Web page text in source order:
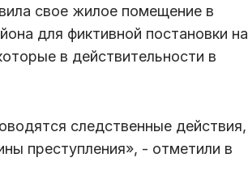
свое жилое помещение в
для фиктивной постановки на
в действительности в
следственные действия,
преступления», - отметили в